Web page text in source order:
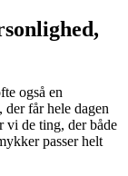
også en
får hele dagen
vi de ting, der både
passer helt